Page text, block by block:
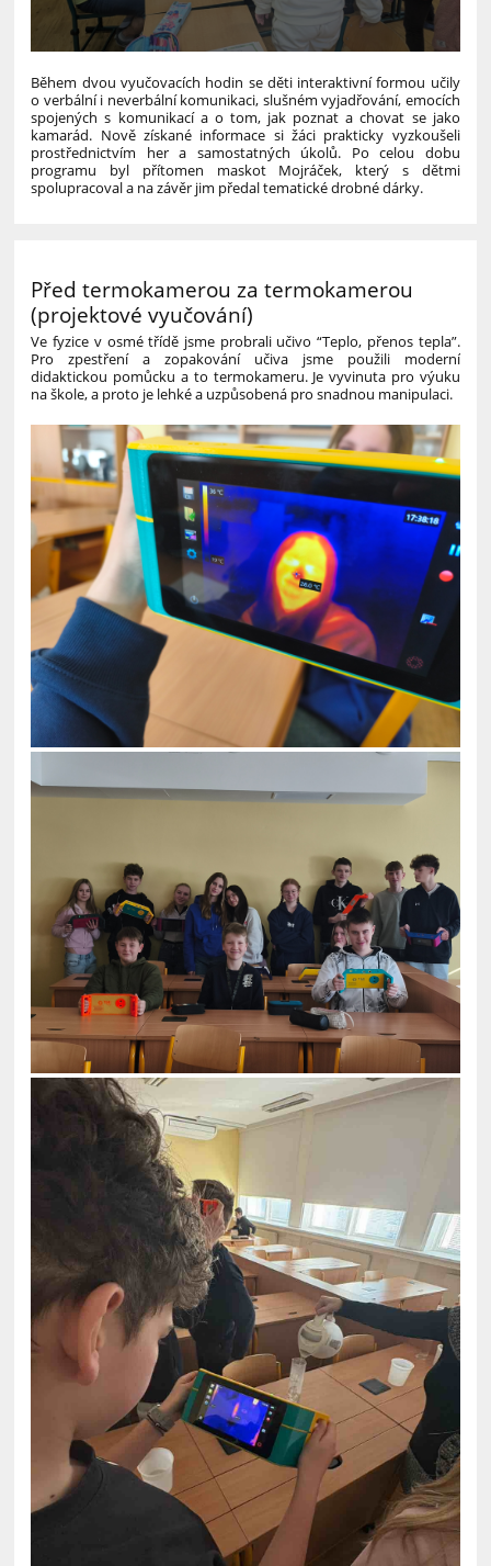
Během dvou vyučovacích hodin se děti interaktivní formou učily
o verbální i neverbální komunikaci, slušném vyjadřování, emocích
spojených s komunikací a o tom, jak poznat a chovat se jako
kamarád. Nově získané informace si žáci prakticky vyzkoušeli
prostřednictvím her a samostatných úkolů. Po celou dobu
programu byl přítomen maskot Mojráček, který s dětmi
spolupracoval a na závěr jim předal tematické drobné dárky.
Před termokamerou za termokamerou
(projektové vyučování)
Ve fyzice v osmé třídě jsme probrali učivo “Teplo, přenos tepla”.
Pro zpestření a zopakování učiva jsme použili moderní
didaktickou pomůcku a to termokameru. Je vyvinuta pro výuku
na škole, a proto je lehké a uzpůsobená pro snadnou manipulaci.